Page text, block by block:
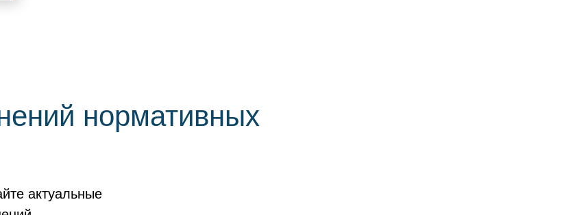
нормативных
актуальные